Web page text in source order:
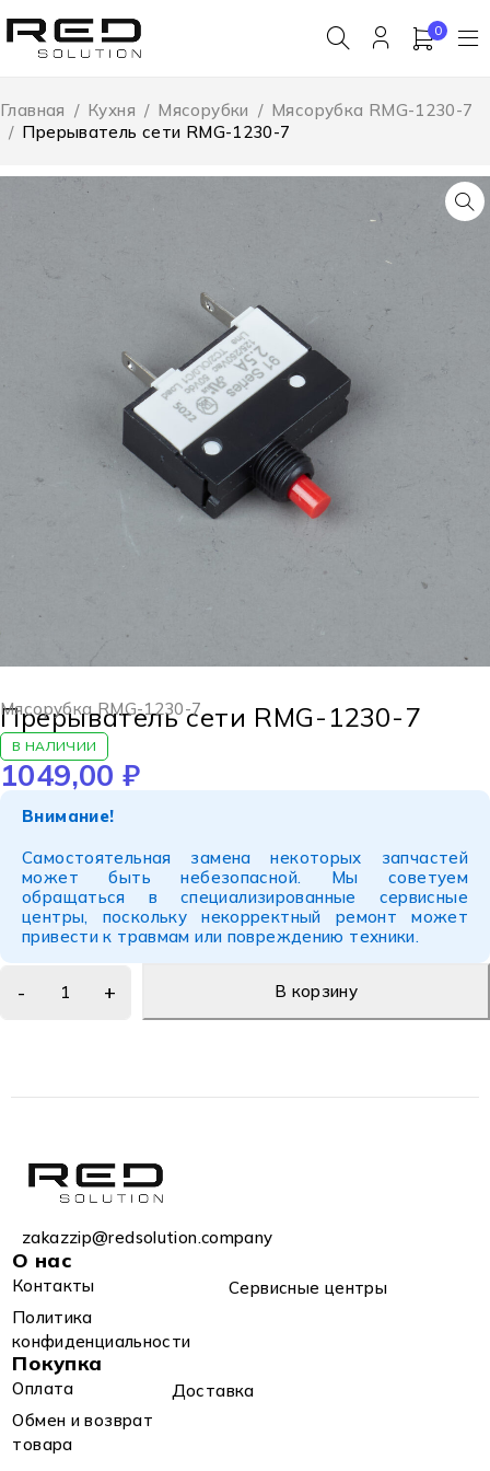
0
Главная / Кухня / Мясорубки / Мясорубка RMG-1230-7
/ Прерыватель сети RMG-1230-7
Мясорубка RMG-1230-7
Прерыватель сети RMG-1230-7
В НАЛИЧИИ
1049,00 ₽
Внимание!
Самостоятельная замена некоторых запчастей
может быть небезопасной. Мы советуем
обращаться в специализированные сервисные
центры, поскольку некорректный ремонт может
привести к травмам или повреждению техники.
В корзину
zakazzip@redsolution.company
О нас
Контакты
Сервисные центры
Политика
конфиденциальности
Покупка
Оплата
Доставка
Обмен и возврат
товара